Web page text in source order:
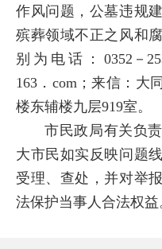
作风问题，公墓违规
殡葬领域不正之风和
别为电话：0352－
163．com；来信：大
楼东辅楼九层919室。
市民政局有关负
大市民如实反映问题
受理、查处，并对举
法保护当事人合法权益